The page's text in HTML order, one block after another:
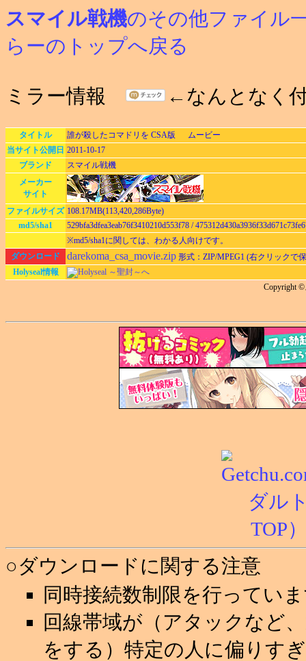
スマイル戦機のその他ファイル
らーのトップへ戻る
ミラー情報 ←なんとなく
タイトル
誰が殺したコマドリを CSA版 ムービー
当サイト公開日 2011-10-17
ブランド
スマイル戦機
メーカー
サイト
ファイルサイズ 108.17MB(113,420,286Byte)
md5/sha1
529bfa3dfea3eab76f3410210d553f78 /
※md5/sha1に関しては、わかる人向けです。
ダウンロード
darekoma_csa_movie.zip 形式：ZIP/MPEG1 (右クリックで
Holyseal情報
Holyseal ～聖封～へ
Copyright
○ダウンロードに関する注意
同時接続数制限を行ってい
回線帯域が（アタックなど
をする）特定の人に偏りす